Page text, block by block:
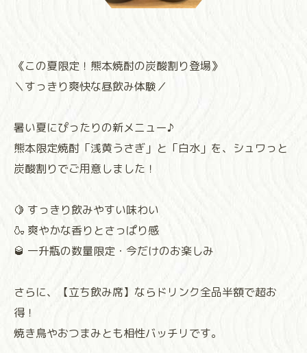
《この夏限定！熊本焼酎の炭酸割り登場》
＼すっきり爽快な昼飲み体験／
暑い夏にぴったりの新メニュー♪
熊本限定焼酎「浅黄うさぎ」と「白水」を、シュワっと
炭酸割りでご用意しました！
🍋 すっきり飲みやすい味わい
🍶 爽やかな香りとさっぱり感
🥃 一升瓶の数量限定・今だけのお楽しみ
さらに、【立ち飲み席】ならドリンク全品半額で超お
得！
焼き鳥やおつまみとも相性バッチリです。